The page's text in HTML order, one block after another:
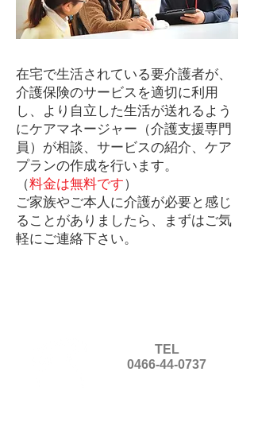
在宅で生活されている要介護者が、
介護保険のサービスを適切に利用
し、より自立した生活が送れるよう
にケアマネージャー（介護支援専門
員）が相談、サービスの紹介、ケア
プランの作成を行います。
（料金は無料です）
ご家族やご本人に介護が必要と感じ
ることがありましたら、まずはご気
軽にご連絡下さい。
TEL
0466-44-0737